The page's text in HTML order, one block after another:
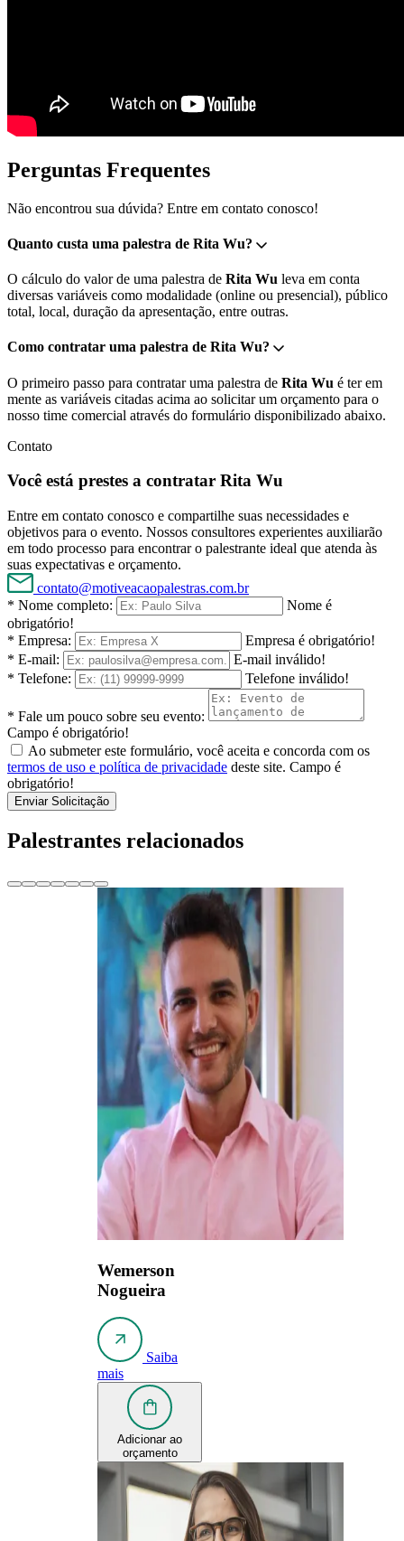
Perguntas Frequentes
Não encontrou sua dúvida? Entre em contato conosco!
Quanto custa uma palestra de Rita Wu?
O cálculo do valor de uma palestra de Rita Wu leva em conta
diversas variáveis como modalidade (online ou presencial), público
total, local, duração da apresentação, entre outras.
Como contratar uma palestra de Rita Wu?
O primeiro passo para contratar uma palestra de Rita Wu é ter em
mente as variáveis citadas acima ao solicitar um orçamento para o
nosso time comercial através do formulário disponibilizado abaixo.
Contato
Você está prestes a contratar Rita Wu
Entre em contato conosco e compartilhe suas necessidades e
objetivos para o evento. Nossos consultores experientes auxiliarão
em todo processo para encontrar o palestrante ideal que atenda às
suas expectativas e orçamento.
contato@motiveacaopalestras.com.br
* Nome completo:
Nome é
obrigatório!
* Empresa:
Empresa é obrigatório!
* E-mail:
E-mail inválido!
* Telefone:
Telefone inválido!
* Fale um pouco sobre seu evento:
Campo é obrigatório!
Ao submeter este formulário, você aceita e concorda com os
termos de uso e política de privacidade deste site. Campo é
obrigatório!
Enviar Solicitação
Palestrantes relacionados
Wemerson
Nogueira
Saiba
mais
Adicionar ao
orçamento